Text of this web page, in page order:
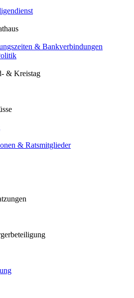
& Bankverbindungen
& Kreistag
& Ratsmitglieder